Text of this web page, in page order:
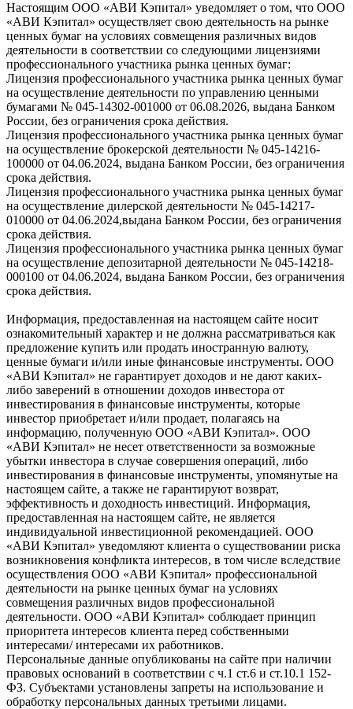
Настоящим ООО «АВИ Кэпитал» уведомляет о том, что ООО
«АВИ Кэпитал» осуществляет свою деятельность на рынке
ценных бумаг на условиях совмещения различных видов
деятельности в соответствии со следующими лицензиями
профессионального участника рынка ценных бумаг:
Лицензия профессионального участника рынка ценных бумаг
на осуществление деятельности по управлению ценными
бумагами № 045-14302-001000 от 06.08.2026, выдана Банком
России, без ограничения срока действия.
Лицензия профессионального участника рынка ценных бумаг
на осуществление брокерской деятельности № 045-14216-
100000 от 04.06.2024, выдана Банком России, без ограничения
срока действия.
Лицензия профессионального участника рынка ценных бумаг
на осуществление дилерской деятельности № 045-14217-
010000 от 04.06.2024,выдана Банком России, без ограничения
срока действия.
Лицензия профессионального участника рынка ценных бумаг
на осуществление депозитарной деятельности № 045-14218-
000100 от 04.06.2024, выдана Банком России, без ограничения
срока действия.
Информация, предоставленная на настоящем сайте носит
ознакомительный характер и не должна рассматриваться как
предложение купить или продать иностранную валюту,
ценные бумаги и/или иные финансовые инструменты. ООО
«АВИ Кэпитал» не гарантирует доходов и не дают каких-
либо заверений в отношении доходов инвестора от
инвестирования в финансовые инструменты, которые
инвестор приобретает и/или продает, полагаясь на
информацию, полученную ООО «АВИ Кэпитал». ООО
«АВИ Кэпитал» не несет ответственности за возможные
убытки инвестора в случае совершения операций, либо
инвестирования в финансовые инструменты, упомянутые на
настоящем сайте, а также не гарантируют возврат,
эффективность и доходность инвестиций. Информация,
предоставленная на настоящем сайте, не является
индивидуальной инвестиционной рекомендацией. ООО
«АВИ Кэпитал» уведомляют клиента о существовании риска
возникновения конфликта интересов, в том числе вследствие
осуществления ООО «АВИ Кэпитал» профессиональной
деятельности на рынке ценных бумаг на условиях
совмещения различных видов профессиональной
деятельности. ООО «АВИ Кэпитал» соблюдает принцип
приоритета интересов клиента перед собственными
интересами/ интересами их работников.
Персональные данные опубликованы на сайте при наличии
правовых оснований в соответствии с ч.1 ст.6 и ст.10.1 152-
ФЗ. Субъектами установлены запреты на использование и
обработку персональных данных третьими лицами.